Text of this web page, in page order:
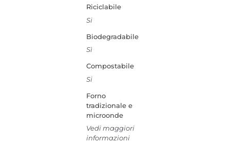
Riciclabile
Si
Biodegradabile
Sì
Compostabile
Si
Forno
tradizionale e
microonde
Vedi maggiori
informazioni